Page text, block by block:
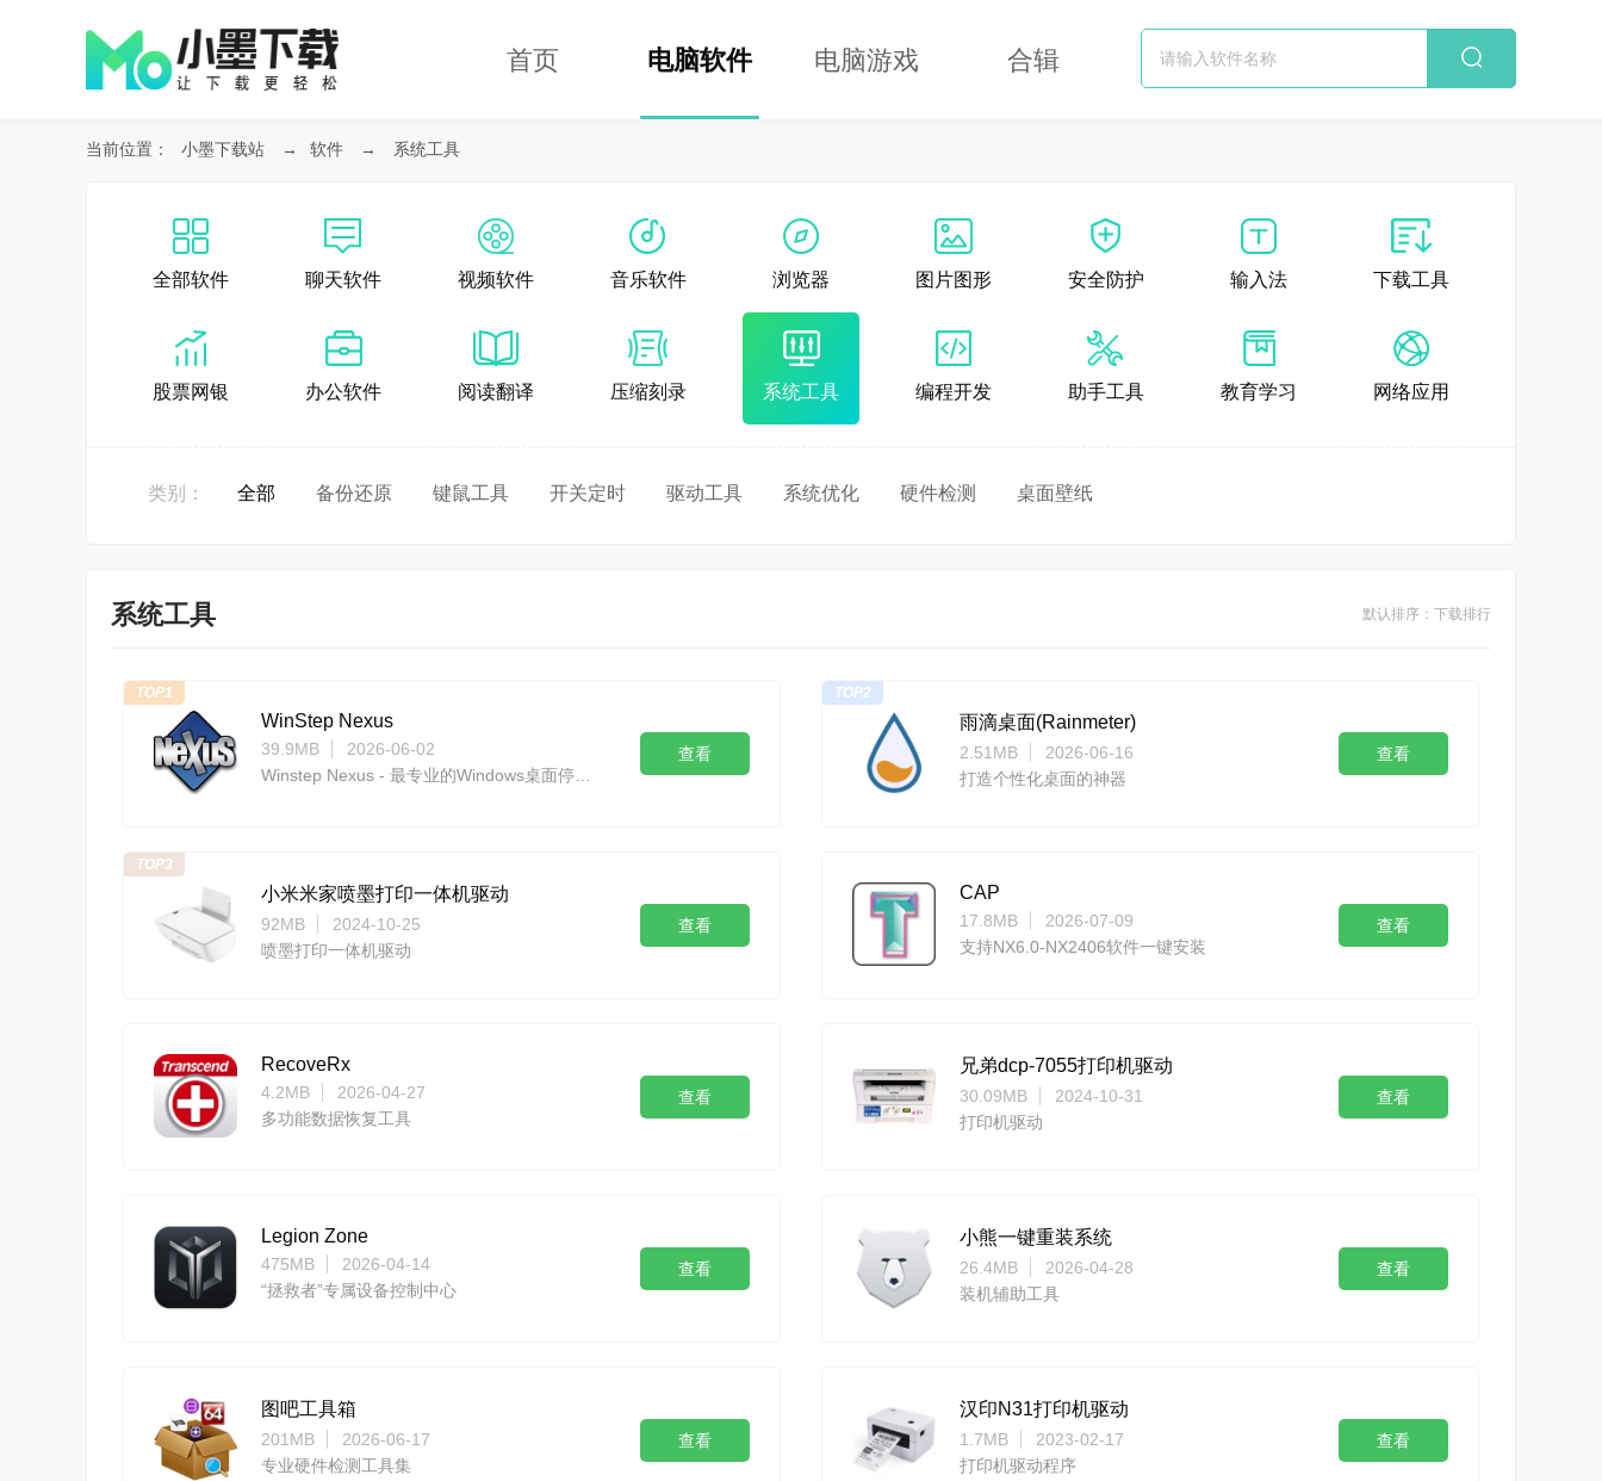
首页 电脑软件 电脑游戏 合辑
当前位置： 小墨下载站 → 软件 → 系统工具
全部软件 聊天软件 视频软件 音乐软件 浏览器 图片图形 安全防护 输入法 下载工具
股票网银 办公软件 阅读翻译 压缩刻录 系统工具 编程开发 助手工具 教育学习 网络应用
类别： 全部 备份还原 键鼠工具 开关定时 驱动工具 系统优化 硬件检测 桌面壁纸
系统工具 默认排序：下载排行
WinStep Nexus
39.9MB
2026-06-02
查看
TOP1
雨滴桌面(Rainmeter)
2.51MB
2026-06-16
打造个性化桌面的神器
查看
TOP2
小米米家喷墨打印一体机驱动
92MB
2024-10-25
喷墨打印一体机驱动
查看
TOP3
CAP
17.8MB
2026-07-09
支持NX6.0-NX2406软件一键安装
查看
RecoveRx
4.2MB
2026-04-27
多功能数据恢复工具
查看
兄弟dcp-7055打印机驱动
30.09MB
2024-10-31
打印机驱动
查看
Legion Zone
475MB
2026-04-14
“拯救者”专属设备控制中心
查看
小熊一键重装系统
26.4MB
2026-04-28
装机辅助工具
查看
图吧工具箱
201MB
2026-06-17
专业硬件检测工具集
查看
汉印N31打印机驱动
1.7MB
2023-02-17
打印机驱动程序
查看